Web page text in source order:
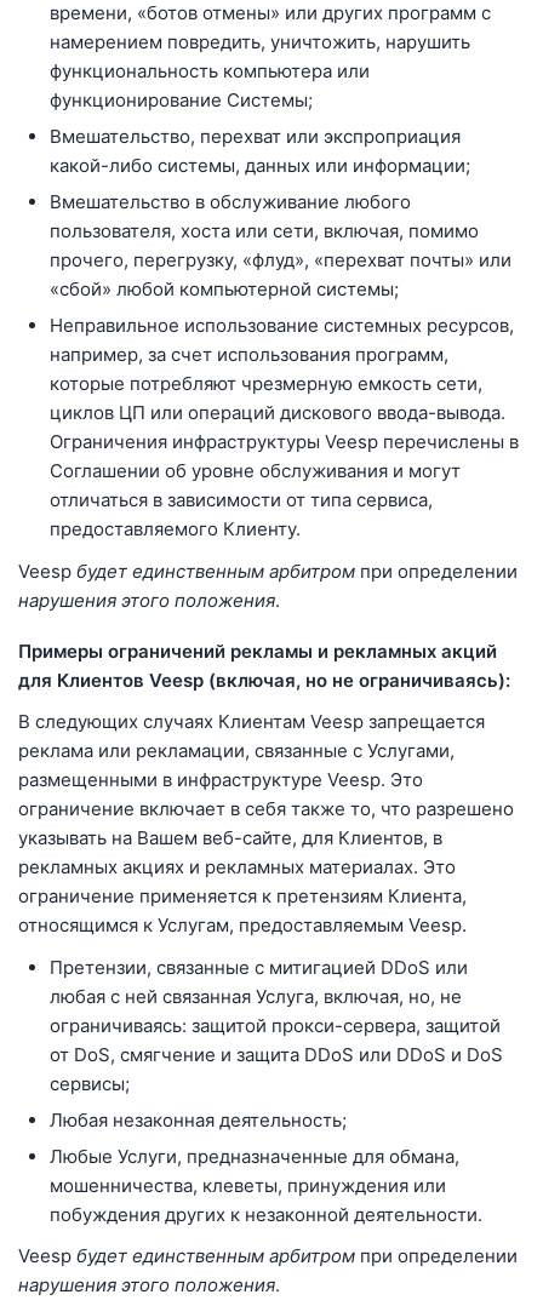
времени, «ботов отмены» или других программ с
намерением повредить, уничтожить, нарушить
функциональность компьютера или
функционирование Системы;
Вмешательство, перехват или экспроприация
какой-либо системы, данных или информации;
Вмешательство в обслуживание любого
пользователя, хоста или сети, включая, помимо
прочего, перегрузку, «флуд», «перехват почты» или
«сбой» любой компьютерной системы;
Неправильное использование системных ресурсов,
например, за счет использования программ,
которые потребляют чрезмерную емкость сети,
циклов ЦП или операций дискового ввода-вывода.
Ограничения инфраструктуры Veesp перечислены в
Соглашении об уровне обслуживания и могут
отличаться в зависимости от типа сервиса,
предоставляемого Клиенту.
Veesp будет единственным арбитром при определении
нарушения этого положения.
Примеры ограничений рекламы и рекламных акций
для Клиентов Veesp (включая, но не ограничиваясь):
В следующих случаях Клиентам Veesp запрещается
реклама или рекламации, связанные с Услугами,
размещенными в инфраструктуре Veesp. Это
ограничение включает в себя также то, что разрешено
указывать на Вашем веб-сайте, для Клиентов, в
рекламных акциях и рекламных материалах. Это
ограничение применяется к претензиям Клиента,
относящимся к Услугам, предоставляемым Veesp.
Претензии, связанные c митигацией DDoS или
любая с ней связанная Услуга, включая, но, не
ограничиваясь: защитой прокси-сервера, защитой
от DoS, смягчение и защита DDoS или DDoS и DoS
сервисы;
Любая незаконная деятельность;
Любые Услуги, предназначенные для обмана,
мошенничества, клеветы, принуждения или
побуждения других к незаконной деятельности.
Veesp будет единственным арбитром при определении
нарушения этого положения.